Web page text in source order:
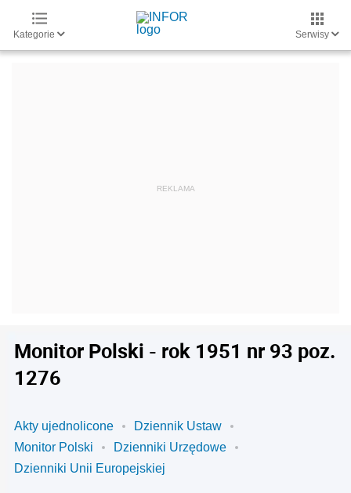
Kategorie Serwisy
Monitor Polski - rok 1951 nr 93 poz.
1276
Akty ujednolicone
Dziennik Ustaw
Monitor Polski
Dzienniki Urzędowe
Dzienniki Unii Europejskiej